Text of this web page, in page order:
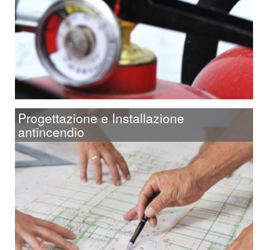
Progettazione e Installazione
antincendio